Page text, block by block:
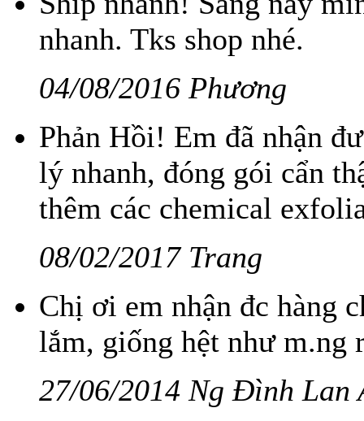
nhanh. Tks shop nhé.
04/08/2016 Phương
Phản Hồi! Em đã nhận
lý nhanh, đóng gói cẩn
thêm các chemical
08/02/2017 Trang
Chị ơi em nhận đc hàng
lắm, giống hệt như m.ng
27/06/2014 Ng Đình Lan